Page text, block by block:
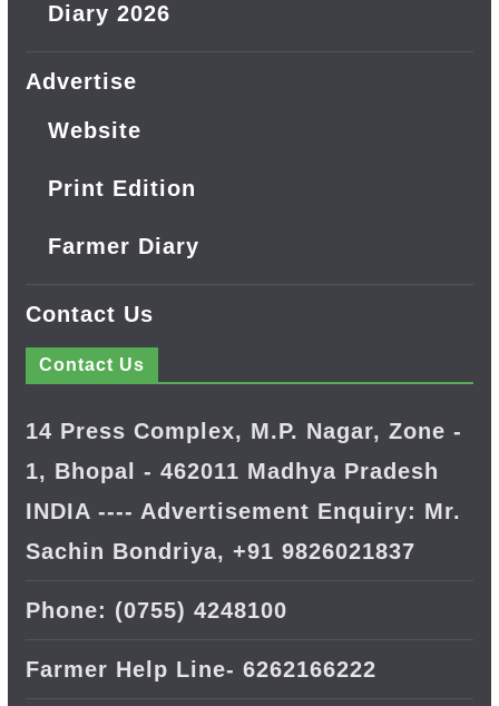
Diary 2026
Advertise
Website
Print Edition
Farmer Diary
Contact Us
Contact Us
14 Press Complex, M.P. Nagar, Zone -
1, Bhopal - 462011 Madhya Pradesh
INDIA ---- Advertisement Enquiry: Mr.
Sachin Bondriya, +91 9826021837
Phone: (0755) 4248100
Farmer Help Line- 6262166222